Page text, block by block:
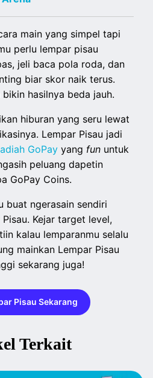
main yang simpel tapi
perlu lempar pisau
jeli baca pola roda, dan
biar skor naik terus.
hasilnya beda jauh.
hiburan yang seru lewat
Lempar Pisau jadi
GoPay yang fun untuk
peluang dapetin
GoPay Coins.
buat ngerasain sendiri
Kejar target level,
kalau lemparanmu selalu
mainkan Lempar Pisau
sekarang juga!
Pisau Sekarang
Terkait